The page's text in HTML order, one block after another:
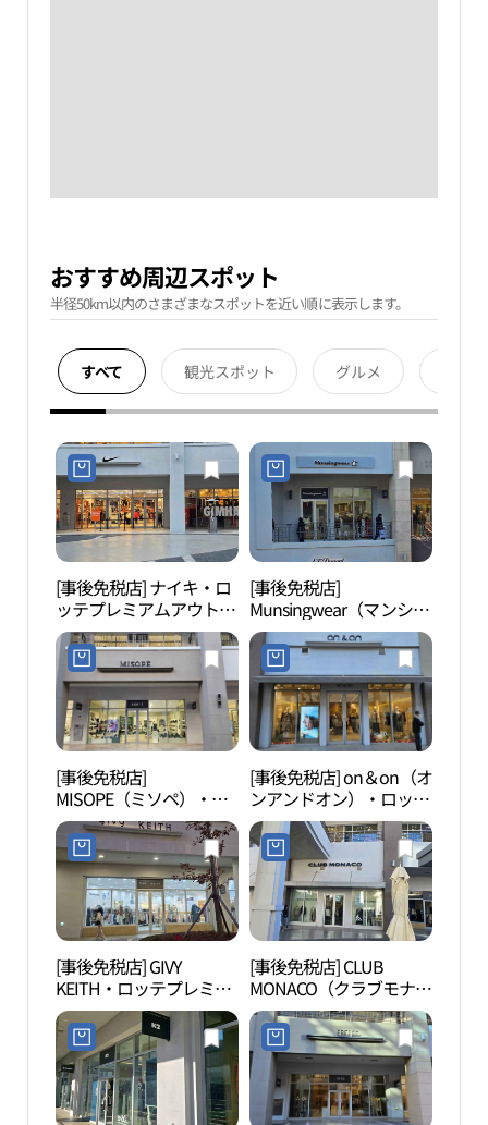
おすすめ周辺スポット
半径50km以内のさまざまなスポットを近い順に表示します。
すべて 観光スポット グルメ
[事後免税店] ナイキ・ロ
ッテプレミアムアウトレ
ットキムヘ（金海）店
(나이키 롯데프리미엄아
울렛 김해점)
[事後免税店]
Munsingwear（マンシン
グウェア）・ロッテプレ
ミアムアウトレットキム
ヘ（金海）店(먼싱웨어
롯데프리미엄아울렛 김
해점)
[事後免税店]
MISOPE（ミソペ）・ロ
ッテプレミアムアウトレ
ットキムヘ（金海）店
(미소페 롯데프리미엄아
울렛 김해점)
[事後免税店] on＆on（オ
ンアンドオン）・ロッテ
プレミアムアウトレット
キムヘ（金海）店(온앤
온 롯데프리미엄아울렛
김해점)
[事後免税店] GIVY
KEITH・ロッテプレミア
ムアウトレットキムヘ
（金海）店(기비앤키이
스 롯데프리미엄아울렛
김해점)
[事後免税店] CLUB
MONACO（クラブモナ
コ）・ロッテプレミアム
アウトレットキムヘ（金
海）店(클럽모나코 롯데
프리미엄아울렛 김해점)